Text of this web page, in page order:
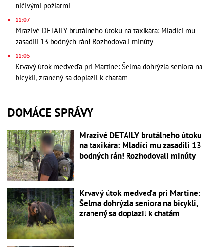
ničivými požiarmi
11:07
Mrazivé DETAILY brutálneho útoku na taxikára: Mladíci mu
zasadili 13 bodných rán! Rozhodovali minúty
11:05
Krvavý útok medveďa pri Martine: Šelma dohrýzla seniora na
bicykli, zranený sa doplazil k chatám
DOMÁCE SPRÁVY
Mrazivé DETAILY brutálneho útoku
na taxikára: Mladíci mu zasadili 13
bodných rán! Rozhodovali minúty
Krvavý útok medveďa pri Martine:
Šelma dohrýzla seniora na bicykli,
zranený sa doplazil k chatám